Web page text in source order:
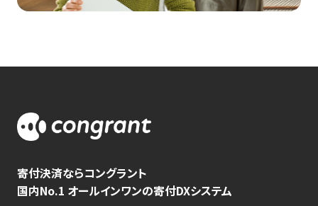
寄付決済ならコングラント
国内No.1 オールインワンの寄付DXシステム